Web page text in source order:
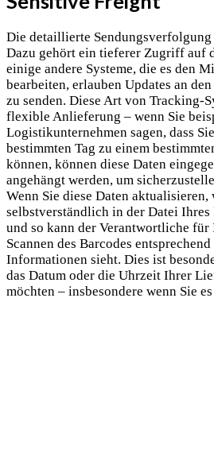
Die detaillierte
Dazu gehört ein tieferer Zugriff auf
einige andere Systeme, die es den
bearbeiten, erlauben Updates an
zu senden. Diese Art von Tracking-
flexible Anlieferung – wenn Sie
Logistikunternehmen sagen, dass
bestimmten Tag zu einem
können, können diese Daten
angehängt werden, um
Wenn Sie diese Daten aktualisieren,
selbstverständlich in der Datei
und so kann der Verantwortliche für
Scannen des Barcodes
Informationen sieht. Dies ist
das Datum oder die Uhrzeit Ihrer
möchten – insbesondere wenn Sie